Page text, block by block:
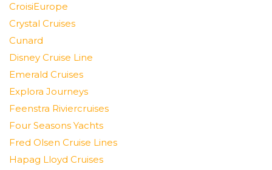
CroisiEurope
Crystal Cruises
Cunard
Disney Cruise Line
Emerald Cruises
Explora Journeys
Feenstra Riviercruises
Four Seasons Yachts
Fred Olsen Cruise Lines
Hapag Lloyd Cruises